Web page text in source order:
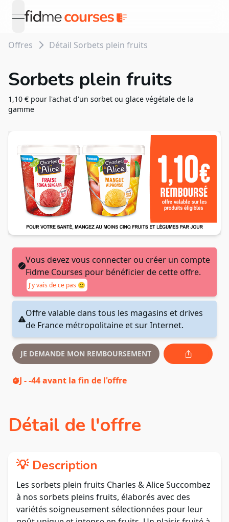
open navigation menu
Offres Détail Sorbets plein fruits
Sorbets plein fruits
1,10 € pour l'achat d'un sorbet ou glace végétale de la
gamme
JE DEMANDE MON REMBOURSEMENT
Offre valable dans tous les magasins et drives
de France métropolitaine et sur Internet.
Vous devez vous connecter ou créer un compte
Fidme Courses pour bénéficier de cette offre.
J'y vais de ce pas 🙂
J - -44avant la fin de l'offre
Détail de l'offre
💡 Description
Les sorbets plein fruits Charles & Alice Succombez
à nos sorbets pleins fruits, élaborés avec des
variétés soigneusement sélectionnées pour leur